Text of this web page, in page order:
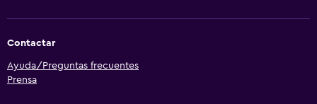
Contactar
Ayuda/Preguntas frecuentes
Prensa